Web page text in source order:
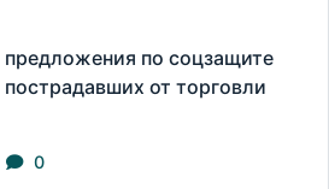
по соцзащите
от торговли
0